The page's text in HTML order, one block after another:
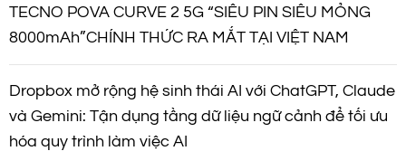
TECNO POVA CURVE 2 5G “SIÊU PIN SIÊU MỎNG
8000mAh”CHÍNH THỨC RA MẮT TẠI VIỆT NAM
Dropbox mở rộng hệ sinh thái AI với ChatGPT, Claude
và Gemini: Tận dụng tầng dữ liệu ngữ cảnh để tối ưu
hóa quy trình làm việc AI